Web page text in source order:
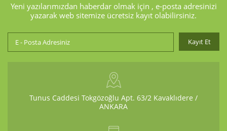
Yeni yazılarımızdan haberdar olmak için , e-posta adresinizi
yazarak web sitemize ücretsiz kayıt olabilirsiniz.
Tunus Caddesi Tokgözoğlu Apt. 63/2 Kavaklıdere /
ANKARA